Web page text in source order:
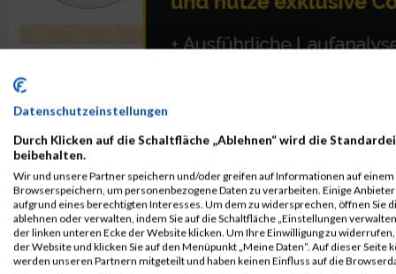
Datenschutzeinstellungen
Durch Klicken auf die Schaltfläche „Ablehnen“ wird die
beibehalten.
Wir und unsere Partner speichern und/oder greifen auf Informationen auf einem
Browserspeichern, um personenbezogene Daten zu verarbeiten. Einige
aufgrund eines berechtigten Interesses. Um dem zu widersprechen, öffnen Sie
ablehnen oder verwalten, indem Sie auf die Schaltfläche „Einstellungen
der linken unteren Ecke der Website klicken. Um Ihre Einwilligung zu
der Website und klicken Sie auf den Menüpunkt „Meine Daten“. Auf dieser
werden unseren Partnern mitgeteilt und haben keinen Einfluss auf die